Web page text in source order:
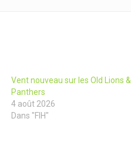
Vent nouveau sur les Old Lions &
Panthers
4 août 2026
Dans "FIH"